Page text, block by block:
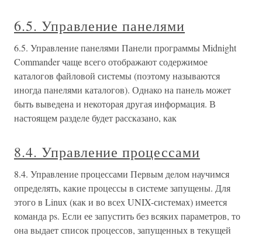
6.5. Управление панелями
6.5. Управление панелями Панели программы Midnight
Commander чаще всего отображают содержимое
каталогов файловой системы (поэтому называются
иногда панелями каталогов). Однако на панель может
быть выведена и некоторая другая информация. В
настоящем разделе будет рассказано, как
8.4. Управление процессами
8.4. Управление процессами Первым делом научимся
определять, какие процессы в системе запущены. Для
этого в Linux (как и во всех UNIX-системах) имеется
команда ps. Если ее запустить без всяких параметров, то
она выдает список процессов, запущенных в текущей